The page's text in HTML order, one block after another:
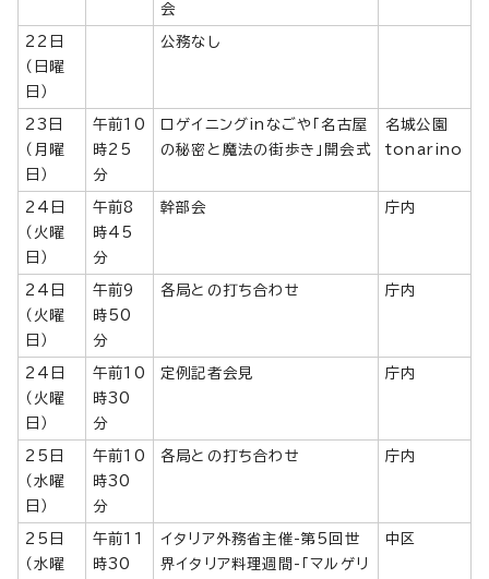
会
22日
（日曜
日）
公務なし
23日
（月曜
日）
午前10
時25
分
ロゲイニングinなごや「名古屋
の秘密と魔法の街歩き」開会式
名城公園
tonarino
24日
（火曜
日）
午前8
時45
分
幹部会 庁内
24日
（火曜
日）
午前9
時50
分
各局との打ち合わせ 庁内
24日
（火曜
日）
午前10
時30
分
定例記者会見 庁内
25日
（水曜
日）
午前10
時30
分
各局との打ち合わせ 庁内
25日
（水曜
午前11
時30
イタリア外務省主催-第5回世
界イタリア料理週間-「マルゲリ
中区